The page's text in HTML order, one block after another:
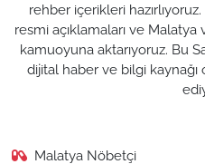
rehber içerikleri
resmi açıklamaları ve Malatya
kamuoyuna aktarıyoruz. Bu
dijital haber ve bilgi kaynağı
Malatya Nöbetçi